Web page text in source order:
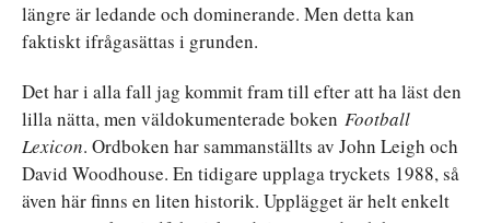
längre är ledande och dominerande. Men detta kan
faktiskt ifrågasättas i grunden.
Det har i alla fall jag kommit fram till efter att ha läst den
lilla nätta, men väldokumenterade boken Football
Lexicon. Ordboken har sammanställts av John Leigh och
David Woodhouse. En tidigare upplaga tryckets 1988, så
även här finns en liten historik. Upplägget är helt enkelt